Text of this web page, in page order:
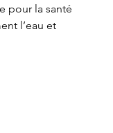
pour la santé
l’eau et